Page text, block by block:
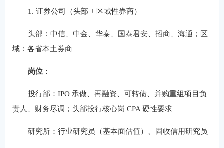
1. 证券公司（头部 + 区域性券商）
头部：中信、中金、华泰、国泰君安、招商、海通；区
域：各省本土券商
岗位：
投行部：IPO 承做、再融资、可转债、并购重组项目负
责人、财务尽调；头部投行核心岗 CPA 硬性要求
研究所：行业研究员（基本面估值）、固收信用研究员